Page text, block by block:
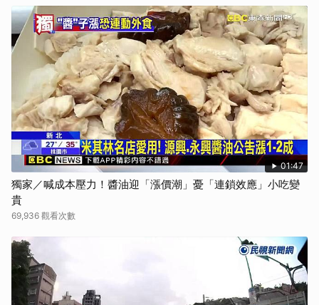
01:47
獨家／喊成本壓力！醬油迎「漲價潮」憂「連鎖效應」小吃變
貴
69,936 觀看次數